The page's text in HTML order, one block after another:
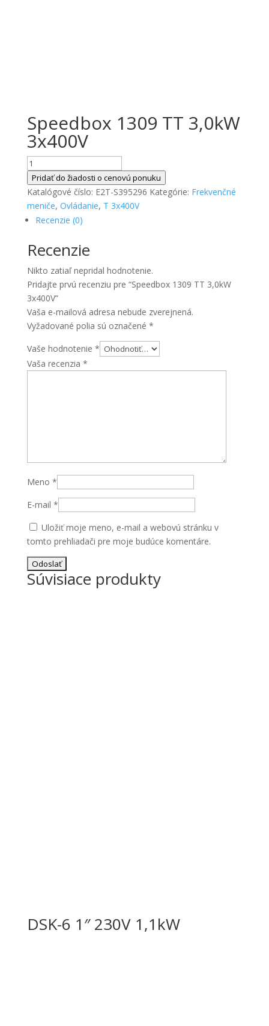
Speedbox 1309 TT 3,0kW
3x400V
množstvo
Speedbox
1309
TT
3,0kW
Pridať do žiadosti o cenovú ponuku
Katalógové číslo: E2T-S395296 Kategórie: Frekvenčné
meniče, Ovládanie, T 3x400V
Recenzie (0)
Recenzie
Nikto zatiaľ nepridal hodnotenie.
Pridajte prvú recenziu pre “Speedbox 1309 TT 3,0kW
3x400V”
Vaša e-mailová adresa nebude zverejnená.
Vyžadované polia sú označené *
Vaše hodnotenie *
Vaša recenzia *
Meno *
E-mail *
Uložiť moje meno, e-mail a webovú stránku v
tomto prehliadači pre moje budúce komentáre.
Súvisiace produkty
DSK-6 1″ 230V 1,1kW